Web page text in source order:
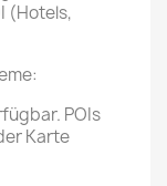
(Hotels,
POIs
Karte